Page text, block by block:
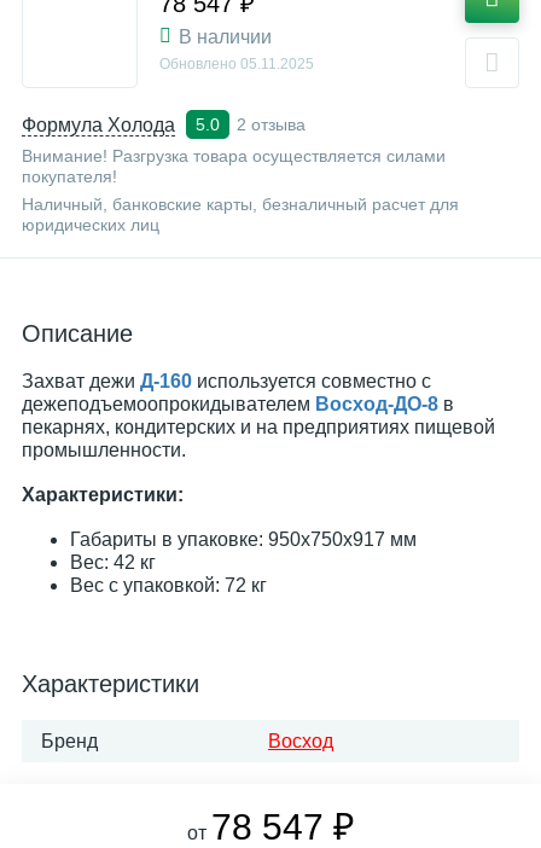
Формула Холода 5.0
2 отзыва
Внимание! Разгрузка товара осуществляется силами
покупателя!
Наличный, банковские карты, безналичный расчет для
юридических лиц
В наличии
Обновлено 05.11.2025
Описание
Захват дежи Д-160 используется совместно с
дежеподъемоопрокидывателем Восход-ДО-8 в
пекарнях, кондитерских и на предприятиях пищевой
промышленности.
Характеристики:
Габариты в упаковке: 950х750х917 мм
Вес: 42 кг
Вес с упаковкой: 72 кг
Характеристики
Бренд Восход
от 78 547 ₽